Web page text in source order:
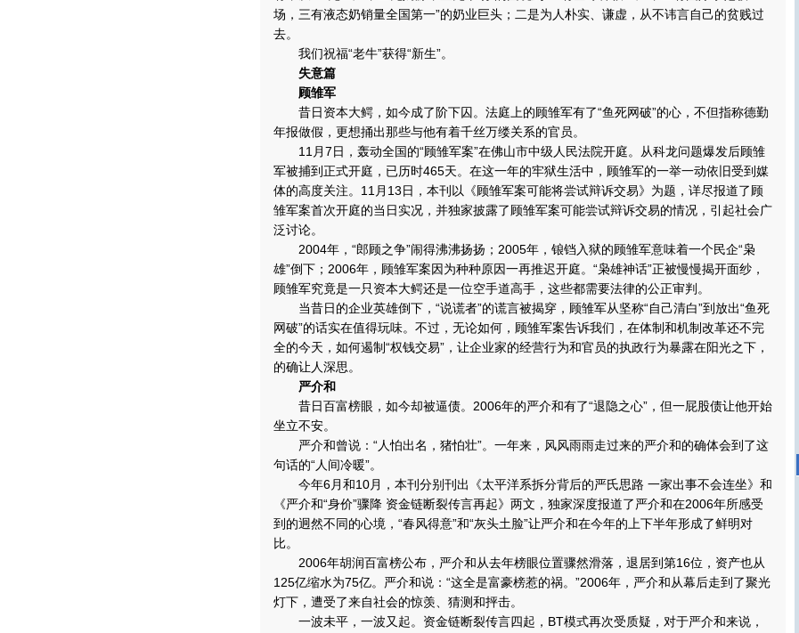
场，三有液态奶销量全国第一”的奶业巨头；二是为人朴实、谦虚，从不讳言自己的贫贱过
去。
我们祝福“老牛”获得“新生”。
失意篇
顾雏军
昔日资本大鳄，如今成了阶下囚。法庭上的顾雏军有了“鱼死网破”的心，不但指称德勤
年报做假，更想捅出那些与他有着千丝万缕关系的官员。
11月7日，轰动全国的“顾雏军案”在佛山市中级人民法院开庭。从科龙问题爆发后顾雏
军被捕到正式开庭，已历时465天。在这一年的牢狱生活中，顾雏军的一举一动依旧受到媒
体的高度关注。11月13日，本刊以《顾雏军案可能将尝试辩诉交易》为题，详尽报道了顾
雏军案首次开庭的当日实况，并独家披露了顾雏军案可能尝试辩诉交易的情况，引起社会广
泛讨论。
2004年，“郎顾之争”闹得沸沸扬扬；2005年，锒铛入狱的顾雏军意味着一个民企“枭
雄”倒下；2006年，顾雏军案因为种种原因一再推迟开庭。“枭雄神话”正被慢慢揭开面纱，
顾雏军究竟是一只资本大鳄还是一位空手道高手，这些都需要法律的公正审判。
当昔日的企业英雄倒下，“说谎者”的谎言被揭穿，顾雏军从坚称“自己清白”到放出“鱼死
网破”的话实在值得玩味。不过，无论如何，顾雏军案告诉我们，在体制和机制改革还不完
全的今天，如何遏制“权钱交易”，让企业家的经营行为和官员的执政行为暴露在阳光之下，
的确让人深思。
严介和
昔日百富榜眼，如今却被逼债。2006年的严介和有了“退隐之心”，但一屁股债让他开始
坐立不安。
严介和曾说：“人怕出名，猪怕壮”。一年来，风风雨雨走过来的严介和的确体会到了这
句话的“人间冷暖”。
今年6月和10月，本刊分别刊出《太平洋系拆分背后的严氏思路 一家出事不会连坐》和
《严介和“身价”骤降 资金链断裂传言再起》两文，独家深度报道了严介和在2006年所感受
到的迥然不同的心境，“春风得意”和“灰头土脸”让严介和在今年的上下半年形成了鲜明对
比。
2006年胡润百富榜公布，严介和从去年榜眼位置骤然滑落，退居到第16位，资产也从
125亿缩水为75亿。严介和说：“这全是富豪榜惹的祸。”2006年，严介和从幕后走到了聚光
灯下，遭受了来自社会的惊羡、猜测和抨击。
一波未平，一波又起。资金链断裂传言四起，BT模式再次受质疑，对于严介和来说，